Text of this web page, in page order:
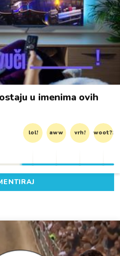
u imenima ovih
lol! aww vrh! woot?!